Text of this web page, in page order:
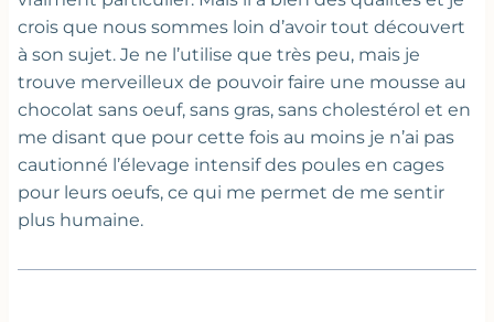
crois que nous sommes loin d’avoir tout découvert
à son sujet. Je ne l’utilise que très peu, mais je
trouve merveilleux de pouvoir faire une mousse au
chocolat sans oeuf, sans gras, sans cholestérol et en
me disant que pour cette fois au moins je n’ai pas
cautionné l’élevage intensif des poules en cages
pour leurs oeufs, ce qui me permet de me sentir
plus humaine.